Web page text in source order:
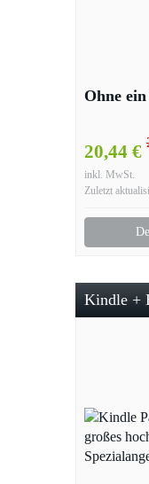
Ohne
20,44 €
inkl. MwSt.
Zuletzt
Kindle +